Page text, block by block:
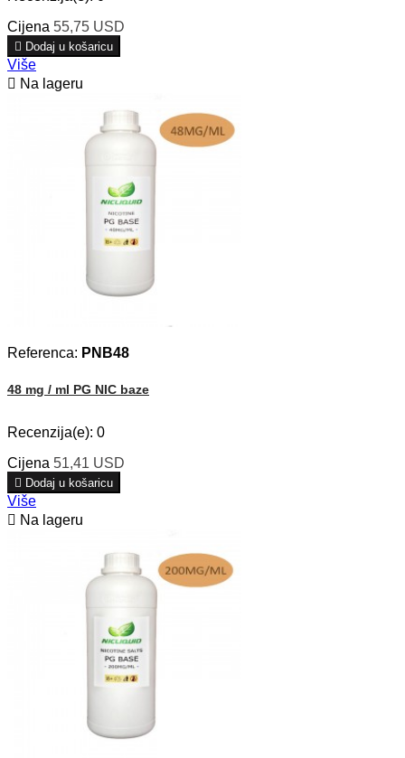
Cijena 55,75 USD
 Dodaj u košaricu
Više
 Na lageru
Referenca: PNB48
48 mg / ml PG NIC baze
Recenzija(e): 0
Cijena 51,41 USD
 Dodaj u košaricu
Više
 Na lageru